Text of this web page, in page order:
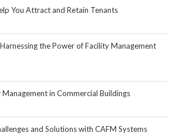
You Attract and Retain Tenants
the Power of Facility Management
in Commercial Buildings
and Solutions with CAFM Systems